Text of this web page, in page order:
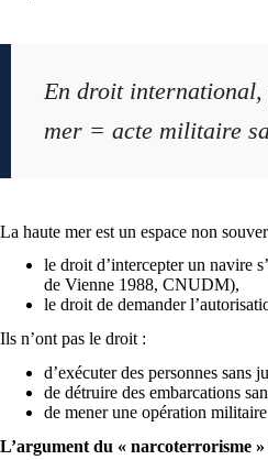
En droit
mer = acte militaire
La haute mer est un espace non
le droit d’intercepter un navire
de Vienne 1988, CNUDM),
le droit de demander
Ils n’ont pas le droit :
d’exécuter des personnes sans
de détruire des embarcations
de mener une opération
L’argument du « narcoterrorisme »